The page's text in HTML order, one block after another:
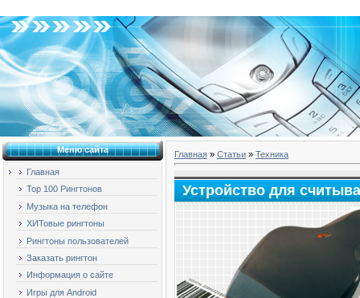
Меню сайта
Главная
Top 100 Рингтонов
Музыка на телефон
ХИТовые рингтоны
Рингтоны пользователей
Заказать рингтон
Информация о сайте
Игры для Android
Главная » Статьи » Техника
Устройство для